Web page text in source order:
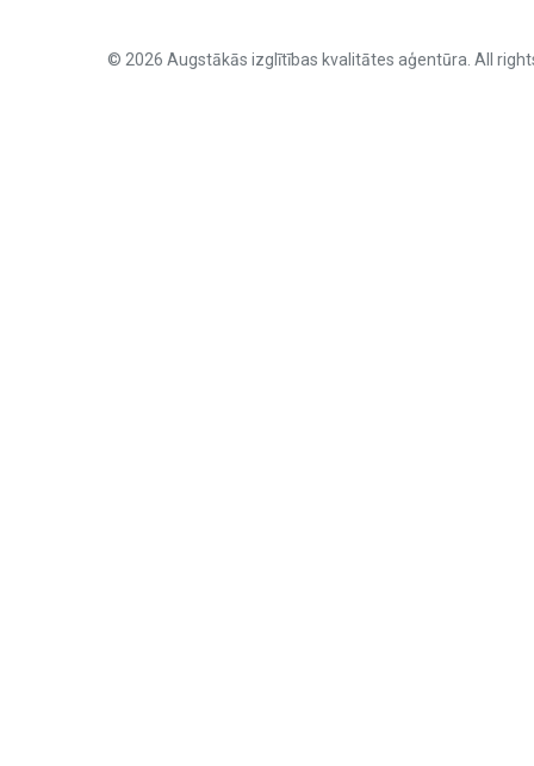
© 2026 Augstākās izglītības kvalitātes aģentūra. All